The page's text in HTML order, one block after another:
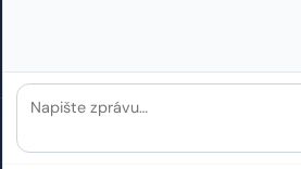
Kontakt
Napište zprávu…